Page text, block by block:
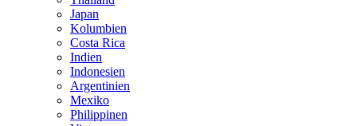
Japan
Kolumbien
Costa Rica
Indien
Indonesien
Argentinien
Mexiko
Philippinen